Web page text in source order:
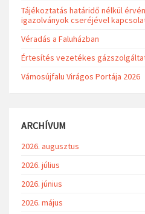
2026-08-
Vízkorlátozás elrendelése
Tájékoztatás határidő nélkül